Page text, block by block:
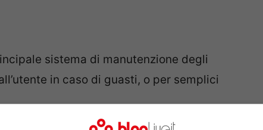
sistema di manutenzione degli
in caso di guasti, o per semplici
che, tramite telecamere, permette